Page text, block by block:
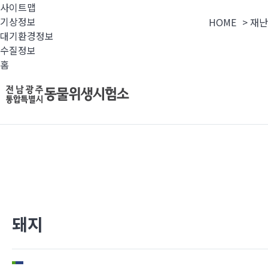
사이트맵
기상정보
대기환경정보
수질정보
홈
HOME >재
돼지